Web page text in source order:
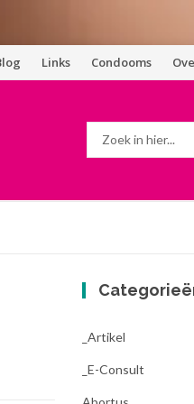
Links Condooms
_Artikel
_E-Consult